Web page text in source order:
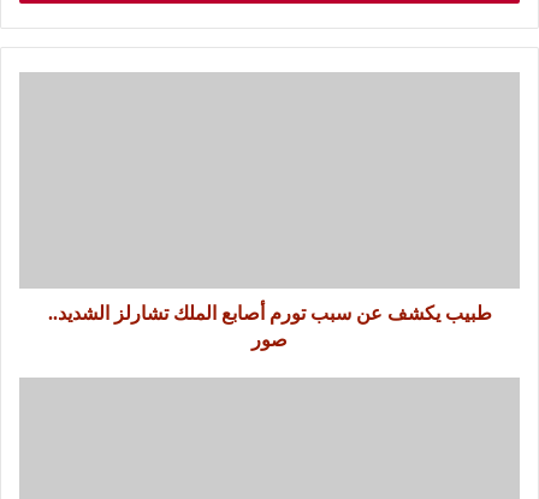
طبيب يكشف عن سبب تورم أصابع الملك تشارلز الشديد..
صور